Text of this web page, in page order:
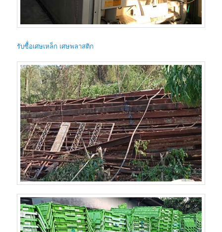
รับซื้่อเศษเหล็ก เศษพลาสติก